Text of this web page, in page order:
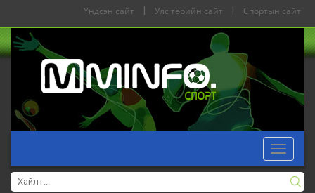
Үндсэн сайт Улс төрийн сайт Спортын сайт
Toggle